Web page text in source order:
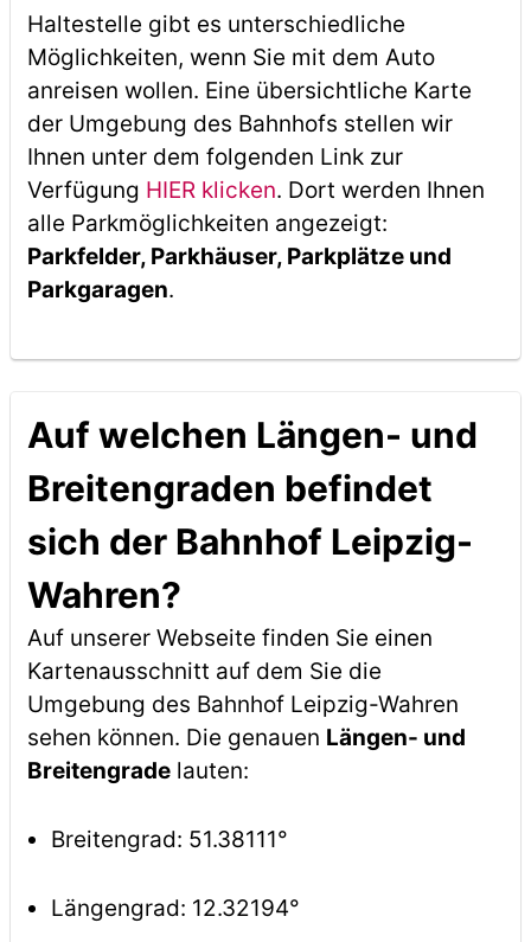
Haltestelle gibt es unterschiedliche
Möglichkeiten, wenn Sie mit dem Auto
anreisen wollen. Eine übersichtliche Karte
der Umgebung des Bahnhofs stellen wir
Ihnen unter dem folgenden Link zur
Verfügung HIER klicken. Dort werden Ihnen
alle Parkmöglichkeiten angezeigt:
Parkfelder, Parkhäuser, Parkplätze und
Parkgaragen.
Auf welchen Längen- und
Breitengraden befindet
sich der Bahnhof Leipzig-
Wahren?
Auf unserer Webseite finden Sie einen
Kartenausschnitt auf dem Sie die
Umgebung des Bahnhof Leipzig-Wahren
sehen können. Die genauen Längen- und
Breitengradelauten:
Breitengrad: 51.38111°
Längengrad: 12.32194°